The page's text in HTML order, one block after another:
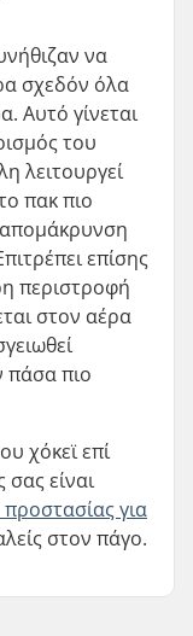
να
σχεδόν όλα
Αυτό γίνεται
του
λειτουργεί
πακ πιο
επίσης
περιστροφή
στον αέρα
πάσα πιο
χόκεϊ επί
είναι
για
στον πάγο.